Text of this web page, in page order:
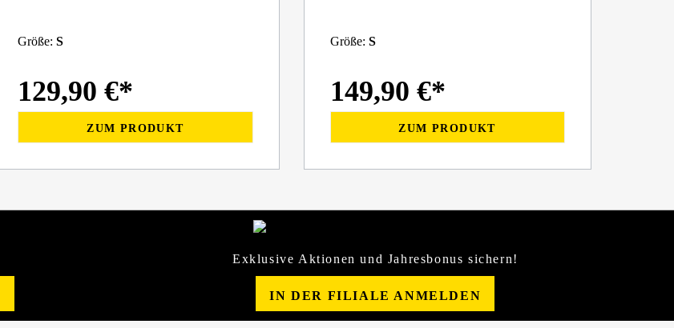
Größe:S
129,90 €*
ZUM PRODUKT
Größe: S
149,90 €*
ZUM PRODUKT
Exklusive Aktionen und Jahresbonus sichern!
IN DER FILIALE ANMELDEN